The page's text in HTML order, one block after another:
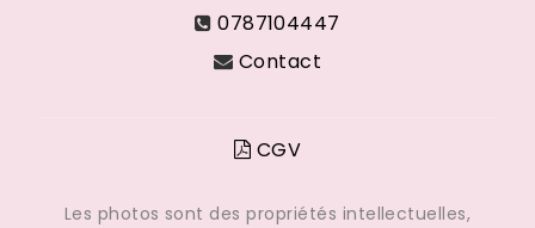
0787104447
Contact
CGV
Les photos sont des propriétés intellectuelles,